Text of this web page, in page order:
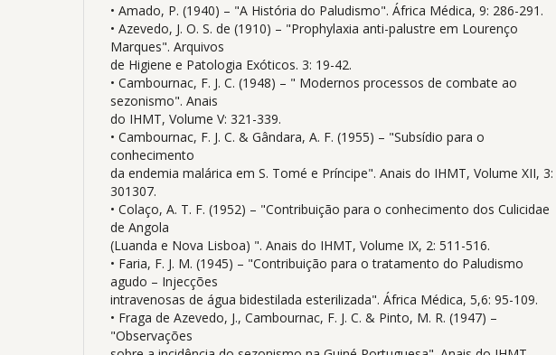
• Amado, P. (1940) – "A História do Paludismo". África Médica, 9: 286-291.
• Azevedo, J. O. S. de (1910) – "Prophylaxia anti-palustre em Lourenço
Marques". Arquivos
de Higiene e Patologia Exóticos. 3: 19-42.
• Cambournac, F. J. C. (1948) – " Modernos processos de combate ao
sezonismo". Anais
do IHMT, Volume V: 321-339.
• Cambournac, F. J. C. & Gândara, A. F. (1955) – "Subsídio para o
conhecimento
da endemia malárica em S. Tomé e Príncipe". Anais do IHMT, Volume XII, 3:
301307.
• Colaço, A. T. F. (1952) – "Contribuição para o conhecimento dos Culicidae
de Angola
(Luanda e Nova Lisboa) ". Anais do IHMT, Volume IX, 2: 511-516.
• Faria, F. J. M. (1945) – "Contribuição para o tratamento do Paludismo
agudo – Injecções
intravenosas de água bidestilada esterilizada". África Médica, 5,6: 95-109.
• Fraga de Azevedo, J., Cambournac, F. J. C. & Pinto, M. R. (1947) –
"Observações